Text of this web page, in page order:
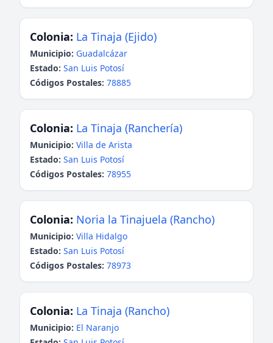
Colonia: La Tinaja (Ejido)
Municipio: Guadalcázar
Estado: San Luis Potosí
Códigos Postales: 78885
Colonia: La Tinaja (Ranchería)
Municipio: Villa de Arista
Estado: San Luis Potosí
Códigos Postales: 78955
Colonia: Noria la Tinajuela (Rancho)
Municipio: Villa Hidalgo
Estado: San Luis Potosí
Códigos Postales: 78973
Colonia: La Tinaja (Rancho)
Municipio: El Naranjo